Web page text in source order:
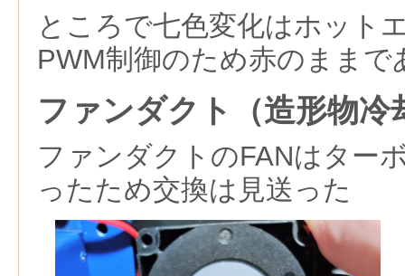
ところで七色変化はホット
PWM制御のため赤のままで
ファンダクト（造形物冷
ファンダクトのFANはター
ったため交換は見送った